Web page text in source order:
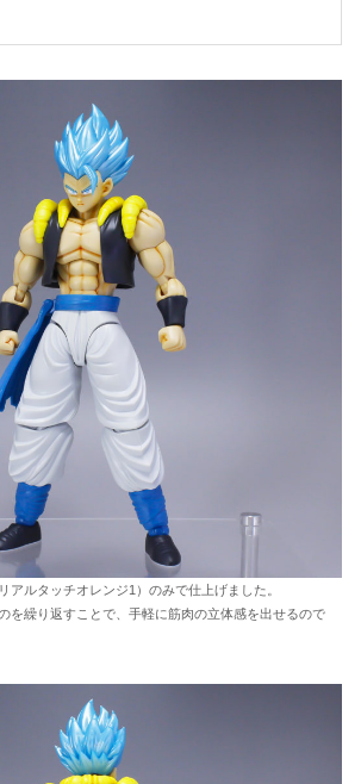
アルタッチオレンジ1）のみで仕上げました。
を繰り返すことで、手軽に筋肉の立体感を出せるので